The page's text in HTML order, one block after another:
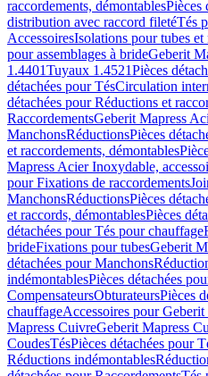
raccordements, démontablesPièces
distribution avec raccord filetéTés
AccessoiresIsolations pour tubes et
pour assemblages à brideGeberit
1.4401Tuyaux 1.4521Pièces
détachées pour TésCirculation
détachées pour Réductions et
RaccordementsGeberit Mapress
ManchonsRéductionsPièces
et raccordements, démontables
Mapress Acier Inoxydable,
pour Fixations de raccordements
ManchonsRéductionsPièces
et raccords, démontablesPièces
détachées pour Tés pour chauffage
brideFixations pour tubesGeberit
détachées pour Manchons
indémontablesPièces détachées
CompensateursObturateursPièces
chauffageAccessoires pour
Mapress CuivreGeberit Mapress
CoudesTésPièces détachées pour
Réductions indémontables